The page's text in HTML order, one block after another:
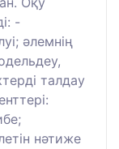
-
әлемнің
талдау
нәтиже